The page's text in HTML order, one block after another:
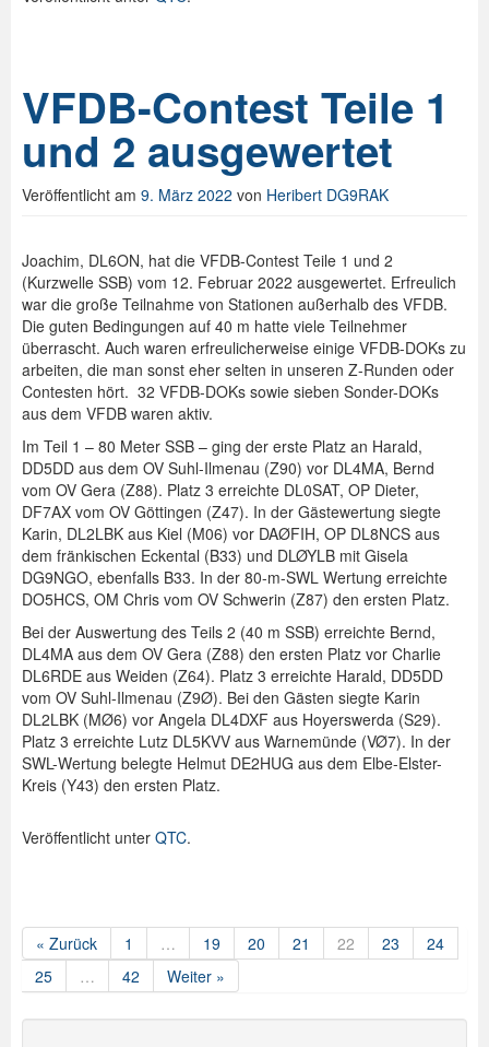
VFDB-Contest Teile 1
und 2 ausgewertet
Veröffentlicht am 9. März 2022 von Heribert DG9RAK
Joachim, DL6ON, hat die VFDB-Contest Teile 1 und 2
(Kurzwelle SSB) vom 12. Februar 2022 ausgewertet. Erfreulich
war die große Teilnahme von Stationen außerhalb des VFDB.
Die guten Bedingungen auf 40 m hatte viele Teilnehmer
überrascht. Auch waren erfreulicherweise einige VFDB-DOKs zu
arbeiten, die man sonst eher selten in unseren Z-Runden oder
Contesten hört. 32 VFDB-DOKs sowie sieben Sonder-DOKs
aus dem VFDB waren aktiv.
Im Teil 1 – 80 Meter SSB – ging der erste Platz an Harald,
DD5DD aus dem OV Suhl-Ilmenau (Z90) vor DL4MA, Bernd
vom OV Gera (Z88). Platz 3 erreichte DL0SAT, OP Dieter,
DF7AX vom OV Göttingen (Z47). In der Gästewertung siegte
Karin, DL2LBK aus Kiel (M06) vor DAØFIH, OP DL8NCS aus
dem fränkischen Eckental (B33) und DLØYLB mit Gisela
DG9NGO, ebenfalls B33. In der 80-m-SWL Wertung erreichte
DO5HCS, OM Chris vom OV Schwerin (Z87) den ersten Platz.
Bei der Auswertung des Teils 2 (40 m SSB) erreichte Bernd,
DL4MA aus dem OV Gera (Z88) den ersten Platz vor Charlie
DL6RDE aus Weiden (Z64). Platz 3 erreichte Harald, DD5DD
vom OV Suhl-Ilmenau (Z9Ø). Bei den Gästen siegte Karin
DL2LBK (MØ6) vor Angela DL4DXF aus Hoyerswerda (S29).
Platz 3 erreichte Lutz DL5KVV aus Warnemünde (VØ7). In der
SWL-Wertung belegte Helmut DE2HUG aus dem Elbe-Elster-
Kreis (Y43) den ersten Platz.
Veröffentlicht unter QTC.
« Zurück 1 … 19 20 21 22 23
24
25
… 42 Weiter »